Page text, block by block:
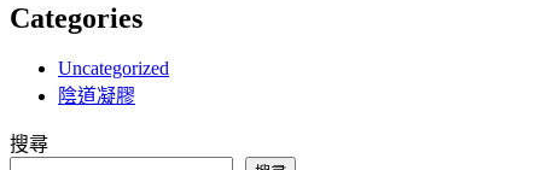
Categories
Uncategorized
陰道凝膠
搜尋